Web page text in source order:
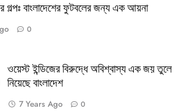
গল্পঃ বাংলাদেশের ফুটবলের জন্য এক আয়না
0
ওয়েস্ট ইন্ডিজের বিরুদ্ধে অবিশ্বাস্য এক জয় তুলে
নিয়েছে বাংলাদেশ
7 Years Ago 0